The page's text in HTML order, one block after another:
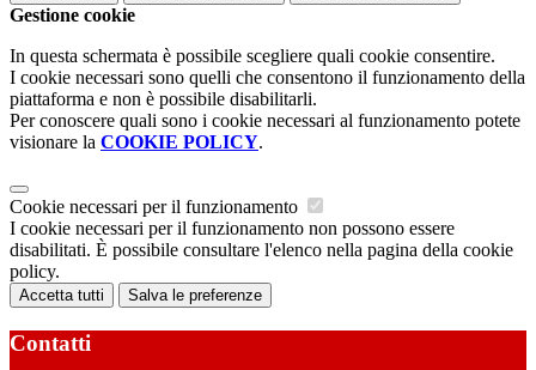
Gestione cookie
In questa schermata è possibile scegliere quali cookie consentire.
I cookie necessari sono quelli che consentono il funzionamento della
piattaforma e non è possibile disabilitarli.
Per conoscere quali sono i cookie necessari al funzionamento potete
visionare la COOKIE POLICY.
Cookie necessari per il funzionamento
I cookie necessari per il funzionamento non possono essere
disabilitati. È possibile consultare l'elenco nella pagina della cookie
policy.
Accetta tutti Salva le preferenze
Contatti